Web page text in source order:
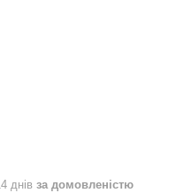
днів за домовленістю